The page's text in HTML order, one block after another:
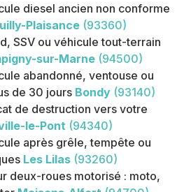
diesel ancien non conforme
Plaisance (93360)
SSV ou véhicule tout-terrain
sur-Marne (94500)
abandonné, ventouse ou
de 30 jours Bondy (93140)
de destruction vers votre
le-Pont (94340)
après grêle, tempête ou
Les Lilas (93260)
deux-roues motorisé : moto,